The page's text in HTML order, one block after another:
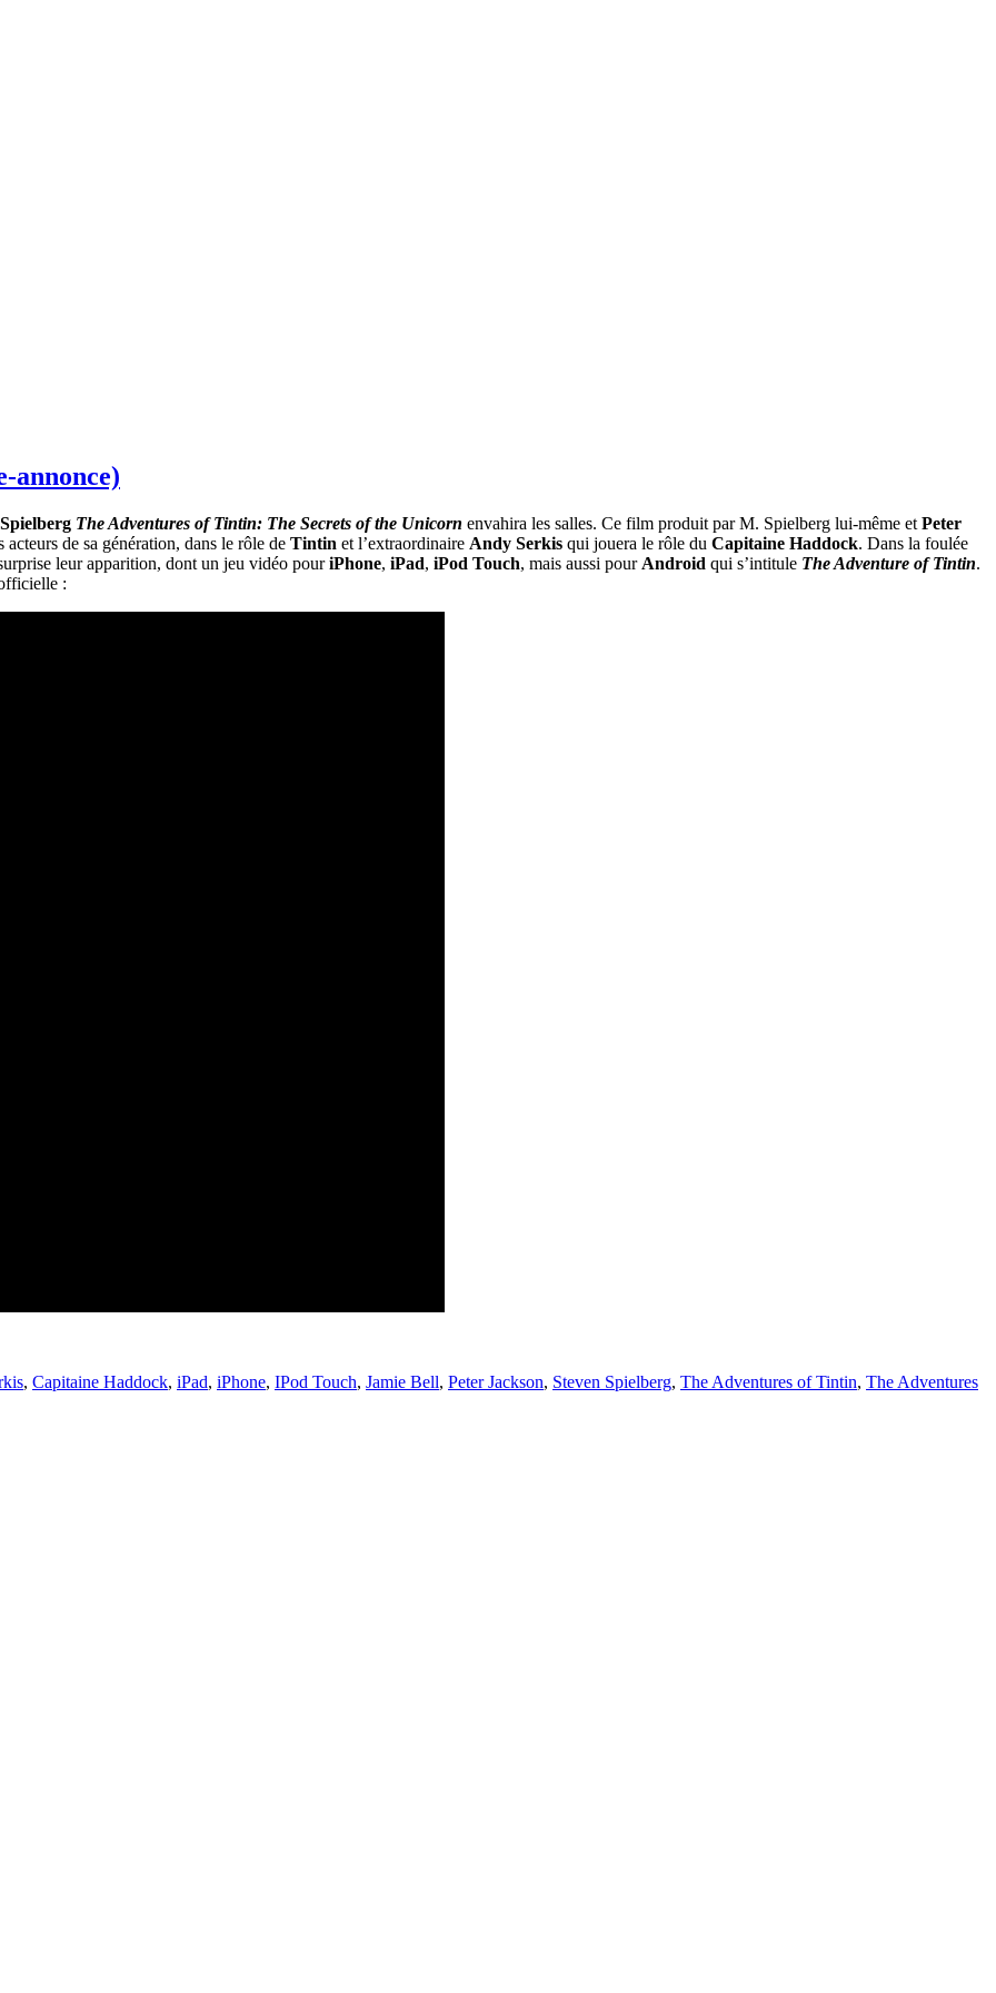
annonce)
The Adventures of Tintin: The Secrets of the Unicorn envahira les salles. Ce film produit par M. Spielberg lui-même et Peter
acteurs de sa génération, dans le rôle de Tintin et l’extraordinaire Andy Serkis qui jouera le rôle du Capitaine Haddock. Dans la foulée
leur apparition, dont un jeu vidéo pouriPhone, iPad, iPod Touch, mais aussi pour Android qui s’intitule The Adventure of Tintin.
:
, Capitaine Haddock, iPad, iPhone, IPod Touch, Jamie Bell, Peter Jackson, Steven Spielberg, The Adventures of Tintin, The Adventures